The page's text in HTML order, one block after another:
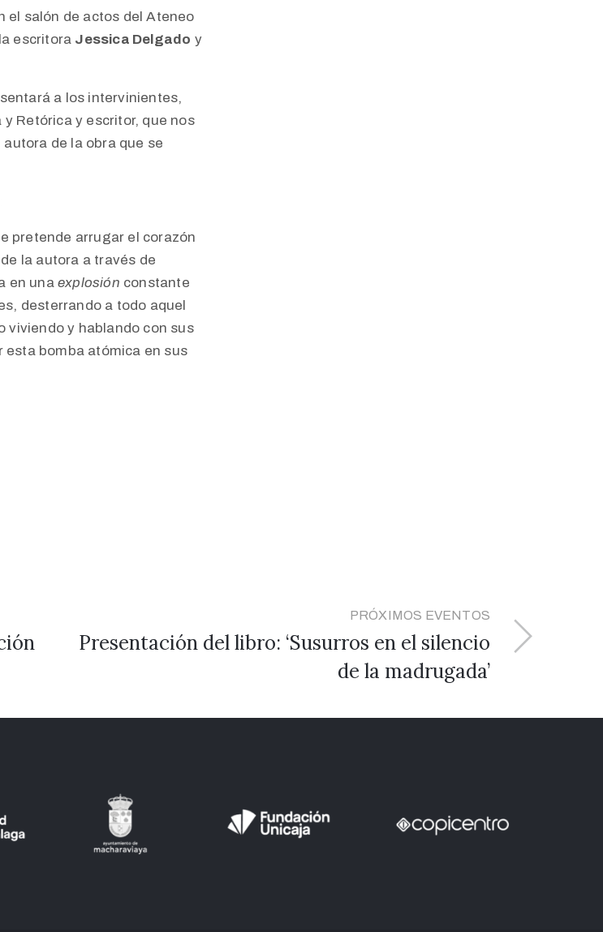
el salón de actos del Ateneo
escritora Jessica Delgado y
a los intervinientes,
Retórica y escritor, que nos
de la obra que se
pretende arrugar el corazón
la autora a través de
en unaexplosión constante
desterrando a todo aquel
viviendo y hablando con sus
esta bomba atómica en sus
PRÓXIMOS EVENTOS
Presentación del libro: ‘Susurros en el silencio
de la madrugada’